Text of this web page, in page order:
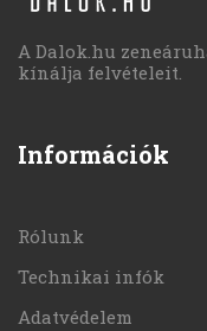
A Dalok.hu
kínálja felvételeit.
Információk
Rólunk
Technikai infók
Adatvédelem